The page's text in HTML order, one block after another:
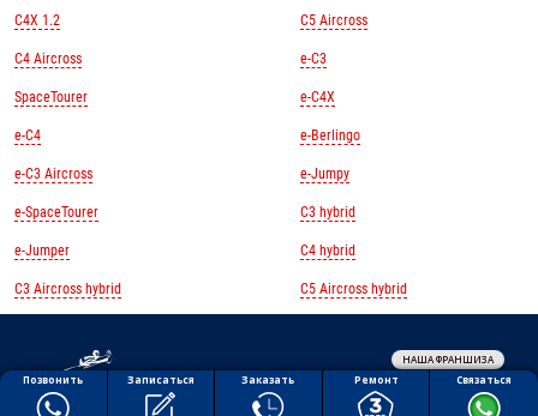
C4X 1.2
C4 Aircross
SpaceTourer
e-C4
e-C3 Aircross
e-SpaceTourer
e-Jumper
C3 Aircross hybrid
C5 Aircross
e-C3
e-C4X
e-Berlingo
e-Jumpy
C3 hybrid
C4 hybrid
C5 Aircross hybrid
НАША ФРАНШИЗА
Обработка персональных данных
Политика конфиденциальности
Позвонить Записаться Заказать Ремонт Связаться